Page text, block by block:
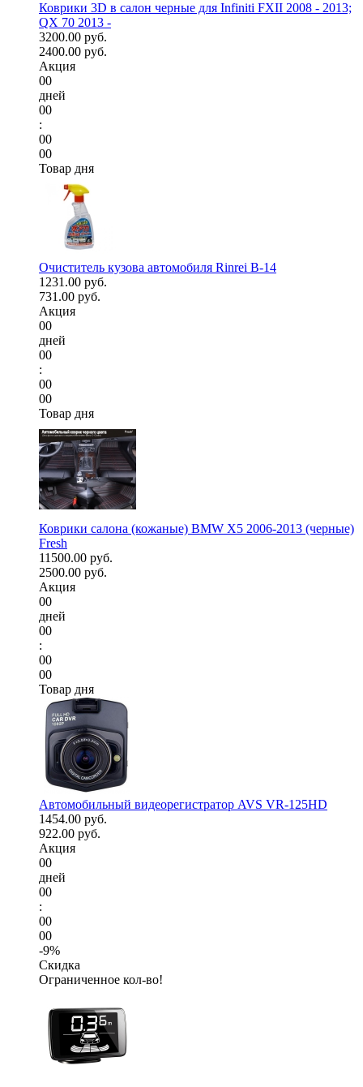
Коврики 3D в салон черные для Infiniti FXII 2008 - 2013;
QX 70 2013 -
3200.00 руб.
2400.00 руб.
Акция
00
дней
00
:
00
00
Товар дня
Очиститель кузова автомобиля Rinrei B-14
1231.00 руб.
731.00 руб.
Акция
00
дней
00
:
00
00
Товар дня
Коврики салона (кожаные) BMW X5 2006-2013 (черные)
Fresh
11500.00 руб.
2500.00 руб.
Акция
00
дней
00
:
00
00
Товар дня
Автомобильный видеорегистратор AVS VR-125HD
1454.00 руб.
922.00 руб.
Акция
00
дней
00
:
00
00
-9%
Скидка
Ограниченное кол-во!